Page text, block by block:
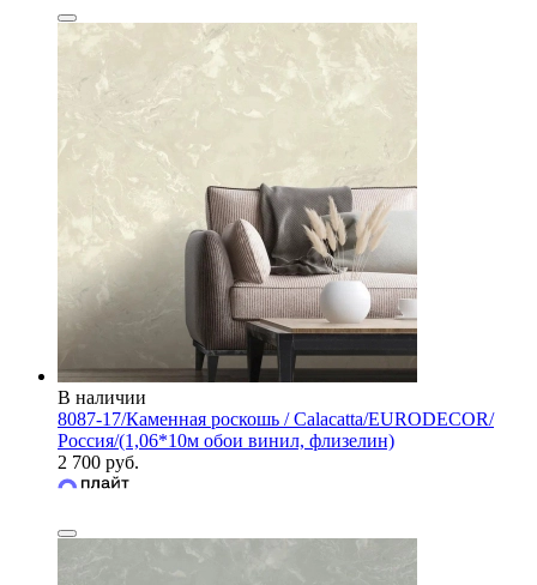
В наличии
8087-17/Каменная роскошь / Calacatta/EURODECOR/
Россия/(1,06*10м обои винил, флизелин)
2 700 руб.